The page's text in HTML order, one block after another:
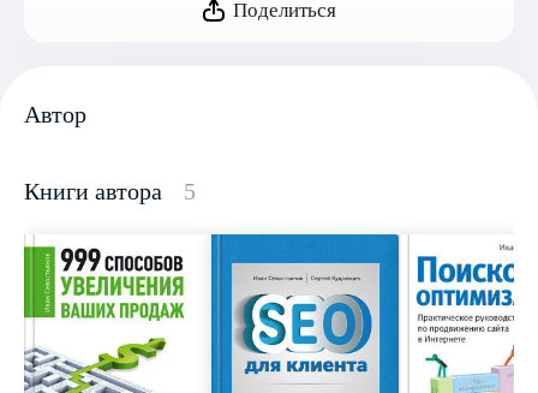
Поделиться
Автор
Книги автора 5